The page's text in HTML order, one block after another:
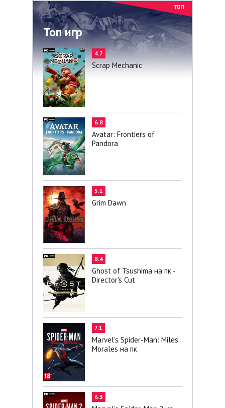
Топ игр
4.7
Scrap Mechanic
6.8
Avatar: Frontiers of
Pandora
5.1
Grim Dawn
8.4
Ghost of Tsushima на пк -
Director's Cut
7.1
Marvel’s Spider-Man: Miles
Morales на пк
6.3